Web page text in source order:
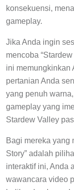
konsekuensi,
gameplay.
Jika Anda ingin
mencoba
ini memungkinkan
pertanian Anda
yang penuh
gameplay yang
Stardew Valley
Bagi mereka yang
Story” adalah
interaktif ini, Anda
wawancara video